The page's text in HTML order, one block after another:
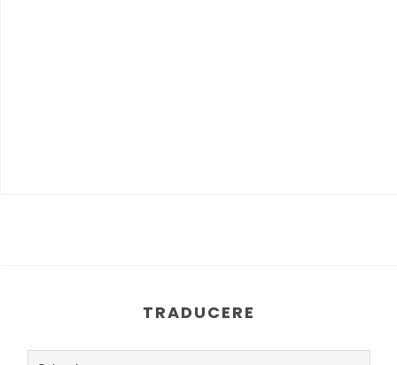
TRADUCERE